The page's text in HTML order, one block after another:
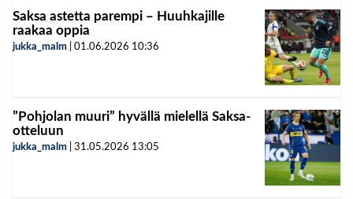
Saksa astetta parempi – Huuhkajille
raakaa oppia
jukka_malm 01.06.2026 10:36
”Pohjolan muuri” hyvällä mielellä Saksa-
otteluun
jukka_malm 31.05.2026 13:05